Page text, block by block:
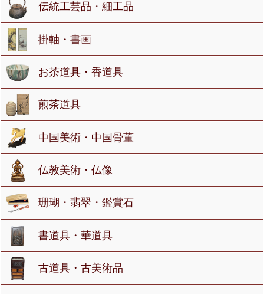
伝統工芸品・細工品
掛軸・書画
お茶道具・香道具
煎茶道具
中国美術・中国骨董
仏教美術・仏像
珊瑚・翡翠・鑑賞石
書道具・華道具
古道具・古美術品